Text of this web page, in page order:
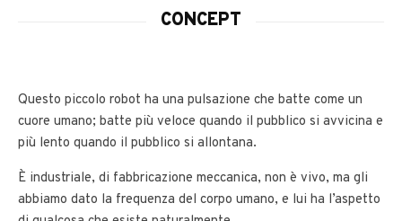
CONCEPT
Questo piccolo robot ha una pulsazione che batte come un
cuore umano; batte più veloce quando il pubblico si avvicina e
più lento quando il pubblico si allontana.
È industriale, di fabbricazione meccanica, non è vivo, ma gli
abbiamo dato la frequenza del corpo umano, e lui ha l’aspetto